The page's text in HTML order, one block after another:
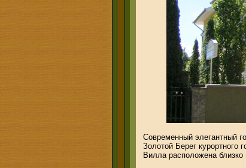
Современный элегантный
Золотой Берег курортного
Вилла расположена